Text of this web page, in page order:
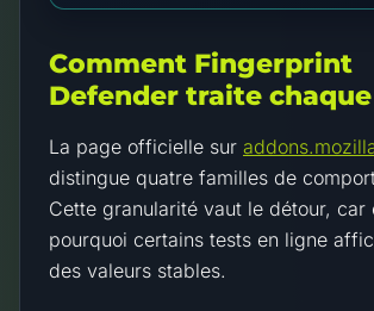
Comment Fingerprint
Defender traite
La page officielle sur
distingue quatre familles de
Cette granularité vaut le détour, car
pourquoi certains tests en ligne
des valeurs stables.